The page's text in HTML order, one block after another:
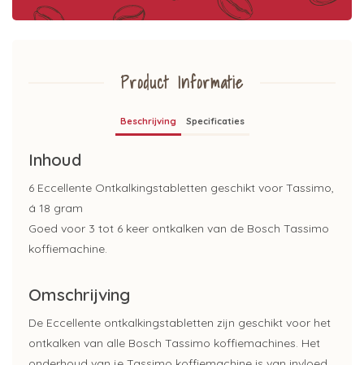
Product Informatie
Beschrijving Specificaties
Inhoud
6 Eccellente Ontkalkingstabletten geschikt voor Tassimo,
á 18 gram
Goed voor 3 tot 6 keer ontkalken van de Bosch Tassimo
koffiemachine.
Omschrijving
De Eccellente ontkalkingstabletten zijn geschikt voor het
ontkalken van alle Bosch Tassimo koffiemachines. Het